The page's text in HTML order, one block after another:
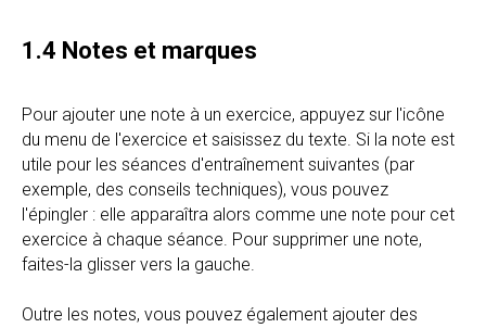
1.4 Notes et marques
Pour ajouter une note à un exercice, appuyez sur l'icône
du menu de l'exercice et saisissez du texte. Si la note est
utile pour les séances d'entraînement suivantes (par
exemple, des conseils techniques), vous pouvez
l'épingler : elle apparaîtra alors comme une note pour cet
exercice à chaque séance. Pour supprimer une note,
faites-la glisser vers la gauche.
Outre les notes, vous pouvez également ajouter des